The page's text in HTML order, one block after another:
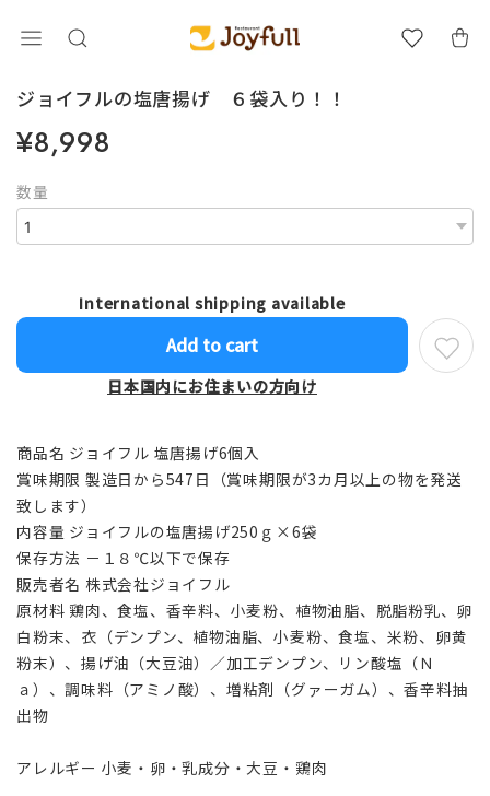
ジョイフルの塩唐揚げ ６袋入り！！
¥8,998
数量
International shipping available
Add to cart
日本国内にお住まいの方向け
商品名 ジョイフル 塩唐揚げ6個入
賞味期限 製造日から547日（賞味期限が3カ月以上の物を発送
致します）
内容量 ジョイフルの塩唐揚げ250ｇ×6袋
保存方法 －１８℃以下で保存
販売者名 株式会社ジョイフル
原材料 鶏肉、食塩、香辛料、小麦粉、植物油脂、脱脂粉乳、卵
白粉末、衣（デンプン、植物油脂、小麦粉、食塩、米粉、卵黄
粉末）、揚げ油（大豆油）／加工デンプン、リン酸塩（Ｎ
ａ）、調味料（アミノ酸）、増粘剤（グァーガム）、香辛料抽
出物
アレルギー 小麦・卵・乳成分・大豆・鶏肉